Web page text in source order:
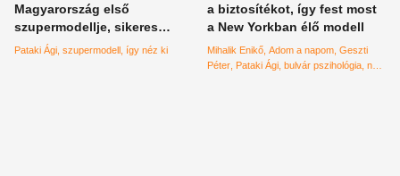
Magyarország első
szupermodellje, sikeres
üzletasszonyként él az
Pataki Ági szupermodell így néz ki
a biztosítékot, így fest most
a New Yorkban élő modell
Mihalik Enikő Adom a napom Geszti
Péter Pataki Ági bulvár pszihológia napi